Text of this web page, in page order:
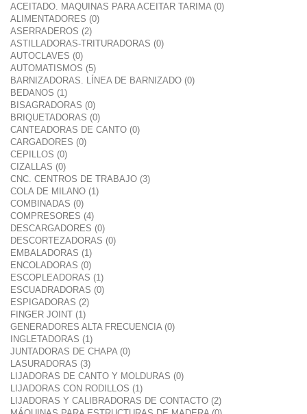
ACEITADO. MAQUINAS PARA ACEITAR TARIMA (0)
ALIMENTADORES (0)
ASERRADEROS (2)
ASTILLADORAS-TRITURADORAS (0)
AUTOCLAVES (0)
AUTOMATISMOS (5)
BARNIZADORAS. LÍNEA DE BARNIZADO (0)
BEDANOS (1)
BISAGRADORAS (0)
BRIQUETADORAS (0)
CANTEADORAS DE CANTO (0)
CARGADORES (0)
CEPILLOS (0)
CIZALLAS (0)
CNC. CENTROS DE TRABAJO (3)
COLA DE MILANO (1)
COMBINADAS (0)
COMPRESORES (4)
DESCARGADORES (0)
DESCORTEZADORAS (0)
EMBALADORAS (1)
ENCOLADORAS (0)
ESCOPLEADORAS (1)
ESCUADRADORAS (0)
ESPIGADORAS (2)
FINGER JOINT (1)
GENERADORES ALTA FRECUENCIA (0)
INGLETADORAS (1)
JUNTADORAS DE CHAPA (0)
LASURADORAS (3)
LIJADORAS DE CANTO Y MOLDURAS (0)
LIJADORAS CON RODILLOS (1)
LIJADORAS Y CALIBRADORAS DE CONTACTO (2)